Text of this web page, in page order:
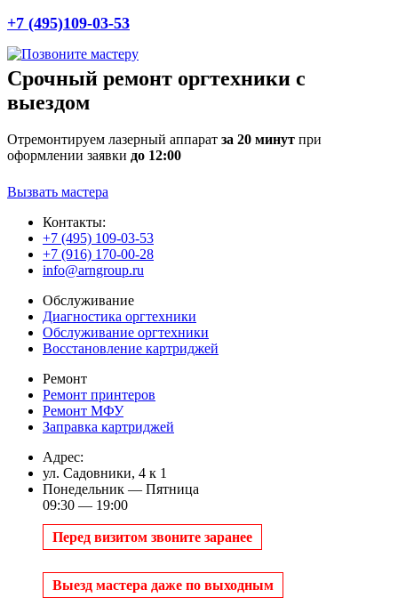
+7 (495)109-03-53
Срочный ремонт оргтехники с
выездом
Отремонтируем лазерный аппарат за 20 минут при
оформлении заявки до 12:00
Вызвать мастера
Контакты:
+7 (495) 109-03-53
+7 (916) 170-00-28
info@arngroup.ru
Обслуживание
Диагностика оргтехники
Обслуживание оргтехники
Восстановление картриджей
Ремонт
Ремонт принтеров
Ремонт МФУ
Заправка картриджей
Адрес:
ул. Садовники, 4 к 1
Понедельник — Пятница
09:30 — 19:00
Перед визитом звоните заранее
Выезд мастера даже по выходным